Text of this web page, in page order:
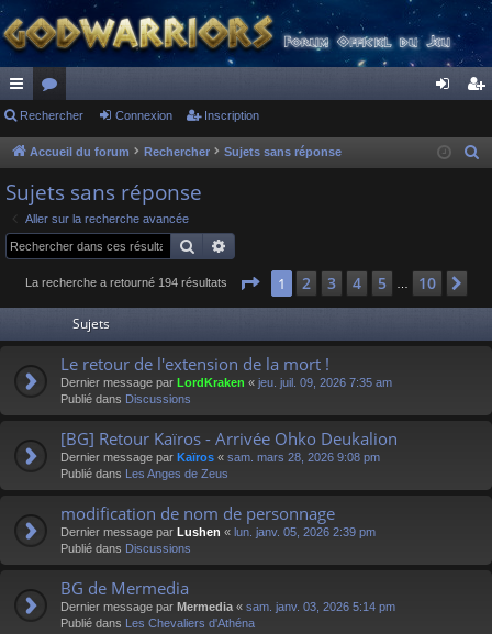
ac
co
ur
ci
s
or
u
s
ne cri
Rechercher Connexion Inscription
Accueil du forum Rechercher Sujets sans réponse
e
Sujets sans réponse
Aller sur la recherche avancée
Rechercher
La recherche a retourné 194 résultats Page 1sur 10
1 2 3 4 5 10
Sujets
Le retour de l'extension de la mort !
Dernier message par LordKraken « jeu. juil. 09, 2026 7:35 am
Publié dans Discussions
[BG] Retour Kaïros - Arrivée Ohko Deukalion
Dernier message par Kaïros « sam. mars 28, 2026 9:08 pm
Publié dans Les Anges de Zeus
modification de nom de personnage
Dernier message par Lushen « lun. janv. 05, 2026 2:39 pm
Publié dans Discussions
BG de Mermedia
Dernier message par Mermedia « sam. janv. 03, 2026 5:14 pm
Publié dans Les Chevaliers d'Athéna